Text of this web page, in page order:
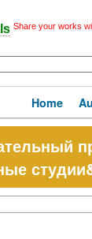
Share your works
Home